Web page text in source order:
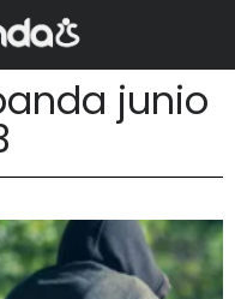
junio